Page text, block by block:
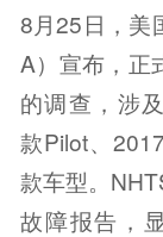
8月25日，美
A）宣布，正
的调查，涉
款Pilot、
款车型。
故障报告，